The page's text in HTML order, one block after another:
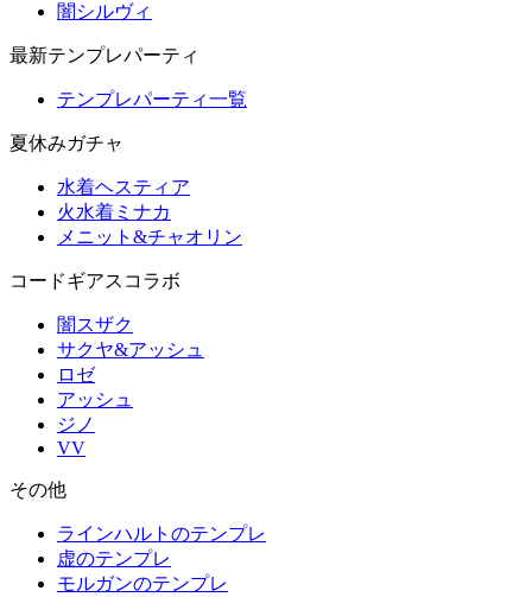
闇シルヴィ
最新テンプレパーティ
テンプレパーティ一覧
夏休みガチャ
水着ヘスティア
火水着ミナカ
メニット&チャオリン
コードギアスコラボ
闇スザク
サクヤ&アッシュ
ロゼ
アッシュ
ジノ
VV
その他
ラインハルトのテンプレ
虚のテンプレ
モルガンのテンプレ